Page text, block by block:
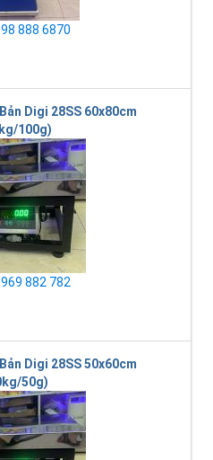
888 6870
Digi 28SS 60x80cm
100g)
882 782
Digi 28SS 50x60cm
50g)